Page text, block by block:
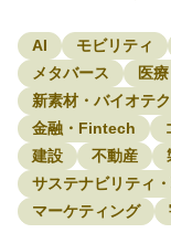
AI モビリティ
メタバース
医
新素材・バイオテ
金融・Fintech
建設
不動産
サステナビリティ
マーケティング